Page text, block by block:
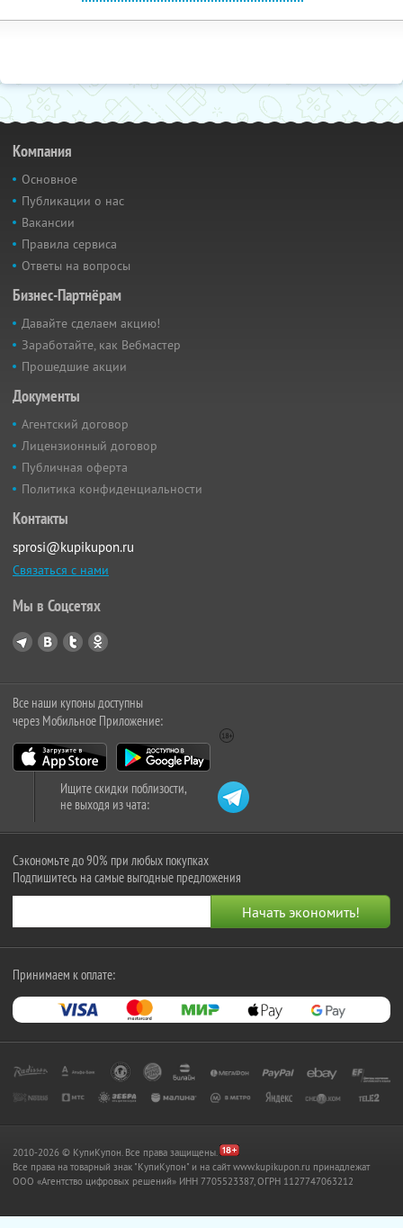
Компания
Основное
Публикации о нас
Вакансии
Правила сервиса
Ответы на вопросы
Бизнес-Партнёрам
Давайте сделаем акцию!
Заработайте, как Вебмастер
Прошедшие акции
Документы
Агентский договор
Лицензионный договор
Публичная оферта
Политика конфиденциальности
Контакты
sprosi@kupikupon.ru
Связаться с нами
Мы в Соцсетях
Все наши купоны доступны
через Мобильное Приложение:
Ищите скидки поблизости,
не выходя из чата:
Сэкономьте до 90% при любых покупках
Подпишитесь на самые выгодные предложения
Принимаем к оплате:
2010-2026 © КупиКупон. Все права защищены.
Все права на товарный знак "КупиКупон" и на сайт www.kupikupon.ru принадлежат
OOO «Агентство цифровых решений» ИНН 7705523387, ОГРН 1127747063212